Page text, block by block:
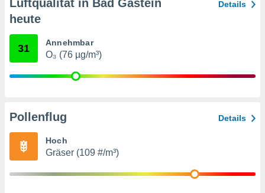
der
Luftqualität in Bad Gastein
heute
Details
31 Annehmbar
O₃ (76 µg/m³)
Pollenflug Details
Hoch
Gräser (109 #/m³)